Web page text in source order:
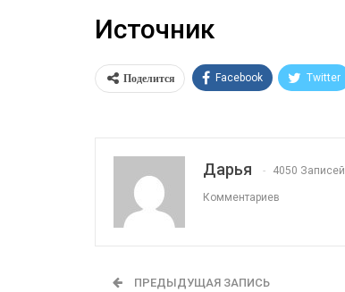
Источник
Поделится Facebook Twitter
Дарья 4050 Записей
Комментариев
ПРЕДЫДУЩАЯ ЗАПИСЬ